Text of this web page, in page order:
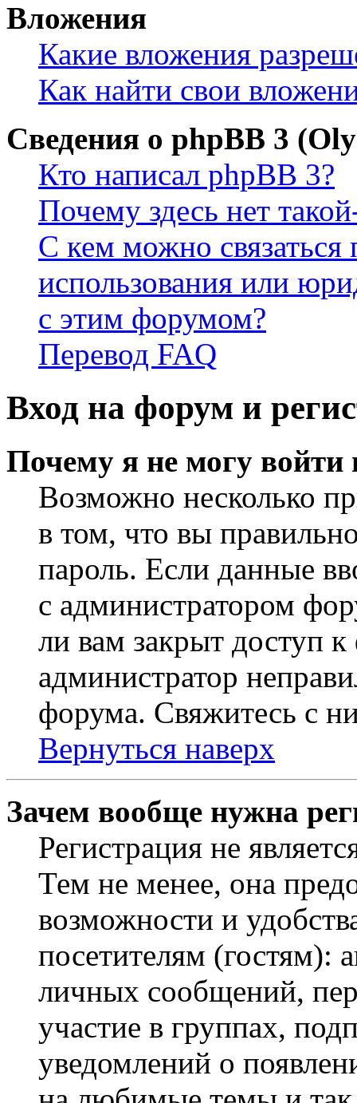
Вложения
Какие вложения
Как найти свои
Сведения о phpBB 3
Кто написал phpBB 3?
Почему здесь нет
С кем можно связаться
использования или
с этим форумом?
Перевод FAQ
Вход на форум и
Почему я не могу войти
Возможно несколько
в том, что вы
пароль. Если данные
с администратором
ли вам закрыт доступ
администратор
форума. Свяжитесь с
Вернуться наверх
Зачем вообще нужна
Регистрация не
Тем не менее, она
возможности и
посетителям (гостям):
личных сообщений,
участие в группах,
уведомлений о